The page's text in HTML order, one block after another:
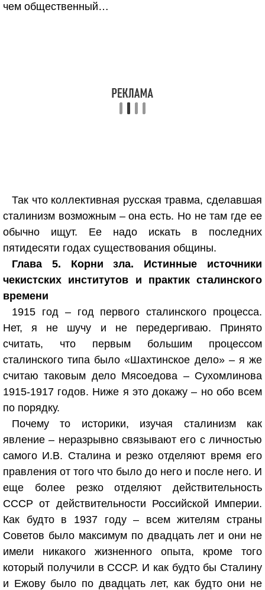
чем общественный…
Так что коллективная русская травма, сделавшая
сталинизм возможным – она есть. Но не там где ее
обычно ищут. Ее надо искать в последних
пятидесяти годах существования общины.
Глава 5. Корни зла. Истинные источники
чекистских институтов и практик сталинского
времени
1915 год – год первого сталинского процесса.
Нет, я не шучу и не передергиваю. Принято
считать, что первым большим процессом
сталинского типа было «Шахтинское дело» – я же
считаю таковым дело Мясоедова – Сухомлинова
1915-1917 годов. Ниже я это докажу – но обо всем
по порядку.
Почему то историки, изучая сталинизм как
явление – неразрывно связывают его с личностью
самого И.В. Сталина и резко отделяют время его
правления от того что было до него и после него. И
еще более резко отделяют действительность
СССР от действительности Российской Империи.
Как будто в 1937 году – всем жителям страны
Советов было максимум по двадцать лет и они не
имели никакого жизненного опыта, кроме того
который получили в СССР. И как будто бы Сталину
и Ежову было по двадцать лет, как будто они не